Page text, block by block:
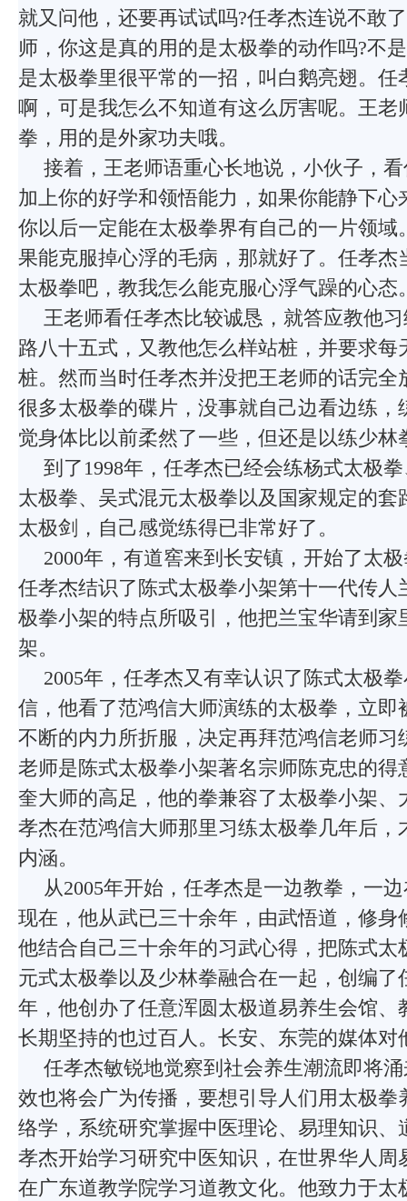
就又问他，还要再试试吗?任孝杰连说不敢
师，你这是真的用的是太极拳的动作吗?不
是太极拳里很平常的一招，叫白鹅亮翅。任
啊，可是我怎么不知道有这么厉害呢。王老
拳，用的是外家功夫哦。
接着，王老师语重心长地说，小伙子，
加上你的好学和领悟能力，如果你能静下心
你以后一定能在太极拳界有自己的一片领域
果能克服掉心浮的毛病，那就好了。任孝杰
太极拳吧，教我怎么能克服心浮气躁的心态
王老师看任孝杰比较诚恳，就答应教他
路八十五式，又教他怎么样站桩，并要求每
桩。然而当时任孝杰并没把王老师的话完全
很多太极拳的碟片，没事就自己边看边练，
觉身体比以前柔然了一些，但还是以练少林
到了1998年，任孝杰已经会练杨式太极
太极拳、吴式混元太极拳以及国家规定的套
太极剑，自己感觉练得已非常好了。
2000年，有道窖来到长安镇，开始了太
任孝杰结识了陈式太极拳小架第十一代传人
极拳小架的特点所吸引，他把兰宝华请到家
架。
2005年，任孝杰又有幸认识了陈式太极
信，他看了范鸿信大师演练的太极拳，立即
不断的内力所折服，决定再拜范鸿信老师习
老师是陈式太极拳小架著名宗师陈克忠的得
奎大师的高足，他的拳兼容了太极拳小架、
孝杰在范鸿信大师那里习练太极拳几年后，
内涵。
从2005年开始，任孝杰是一边教拳，一
现在，他从武已三十余年，由武悟道，修身
他结合自己三十余年的习武心得，把陈式太
元式太极拳以及少林拳融合在一起，创编了
年，他创办了任意浑圆太极道易养生会馆、
长期坚持的也过百人。长安、东莞的媒体对
任孝杰敏锐地觉察到社会养生潮流即将
效也将会广为传播，要想引导人们用太极拳
络学，系统研究掌握中医理论、易理知识、
孝杰开始学习研究中医知识，在世界华人周
在广东道教学院学习道教文化。他致力于太